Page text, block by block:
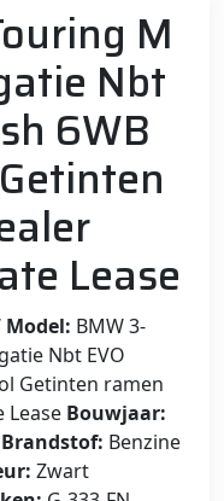
M
Nbt
6WB
Lease
Model: BMW 3-
Nbt EVO
Getinten ramen
Lease Bouwjaar:
Brandstof: Benzine
Zwart